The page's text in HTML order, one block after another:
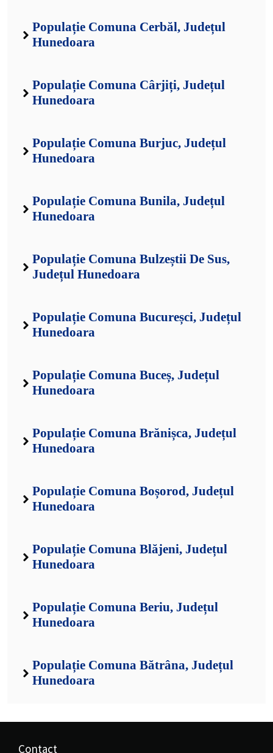
Populație Comuna Cerbăl, Județul
Hunedoara
Populație Comuna Cârjiți, Județul
Hunedoara
Populație Comuna Burjuc, Județul
Hunedoara
Populație Comuna Bunila, Județul
Hunedoara
Populație Comuna Bulzeștii De Sus,
Județul Hunedoara
Populație Comuna Bucureșci, Județul
Hunedoara
Populație Comuna Buceș, Județul
Hunedoara
Populație Comuna Brănișca, Județul
Hunedoara
Populație Comuna Boșorod, Județul
Hunedoara
Populație Comuna Blăjeni, Județul
Hunedoara
Populație Comuna Beriu, Județul
Hunedoara
Populație Comuna Bătrâna, Județul
Hunedoara
Contact